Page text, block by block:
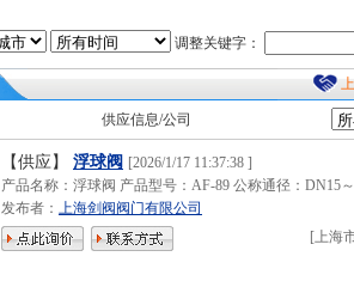
调整关键字：
供应信息/公司
【供应】 浮球阀 [2026/1/17 11:37:38 ]
产品名称：浮球阀 产品型号：AF-89 公称通径：DN15～
发布者： 上海剑阀阀门有限公司
[上海